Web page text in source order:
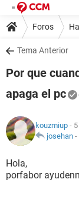
Foros
Tema Anterior
Por que
apaga el pc
kouzmiup -
josehan -
Hola,
porfabor